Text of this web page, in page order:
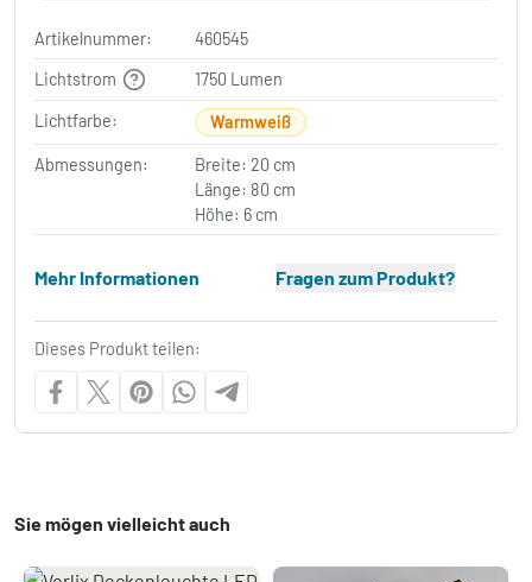
Artikelnummer:
460545
Lichtstrom
1750 Lumen
Lichtfarbe: Warmweiß
Abmessungen:
Breite: 20 cm
Länge: 80 cm
Höhe: 6 cm
Mehr Informationen Fragen zum Produkt?
Dieses Produkt teilen:
Sie mögen vielleicht auch